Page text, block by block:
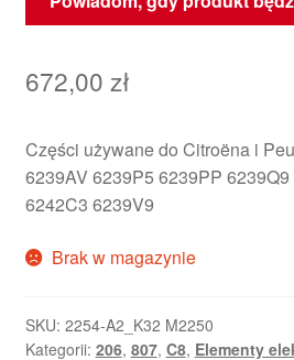
672,00 zł
Części używane do Citroëna i
6239AV 6239P5 6239PP
6242C3 6239V9
Brak w magazynie
SKU: 2254-A2_K32 M2250
Kategorii: 206, 807, C8, Elementy